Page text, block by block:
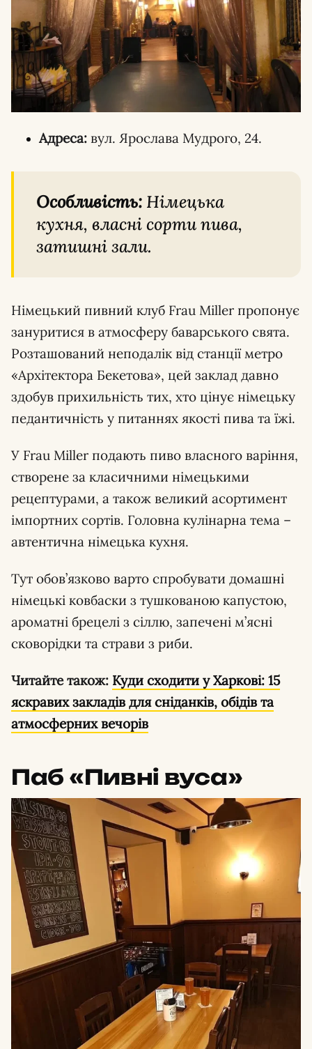
Адреса: вул. Ярослава Мудрого, 24.
Особливість: Німецька
кухня, власні сорти пива,
затишні зали.
Німецький пивний клуб Frau Miller пропонує
зануритися в атмосферу баварського свята.
Розташований неподалік від станції метро
«Архітектора Бекетова», цей заклад давно
здобув прихильність тих, хто цінує німецьку
педантичність у питаннях якості пива та їжі.
У Frau Miller подають пиво власного варіння,
створене за класичними німецькими
рецептурами, а також великий асортимент
імпортних сортів. Головна кулінарна тема –
автентична німецька кухня.
Тут обов’язково варто спробувати домашні
німецькі ковбаски з тушкованою капустою,
ароматні брецелі з сіллю, запечені м’ясні
сковорідки та страви з риби.
Читайте також: Куди сходити у Харкові: 15
яскравих закладів для сніданків, обідів та
атмосферних вечорів
Паб «Пивні вуса»